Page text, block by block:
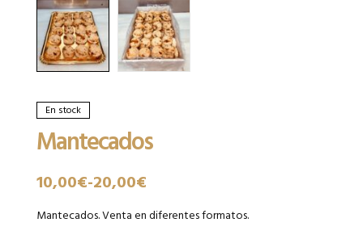
En stock
Mantecados
10,00€-20,00€
Mantecados. Venta en diferentes formatos.